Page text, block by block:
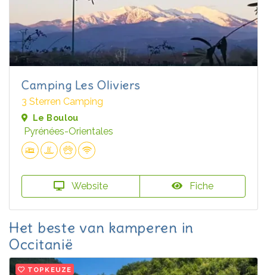
Camping Les Oliviers
3 Sterren Camping
Le Boulou
Pyrénées-Orientales
Website Fiche
Het beste van kamperen in
Occitanië
TOPKEUZE